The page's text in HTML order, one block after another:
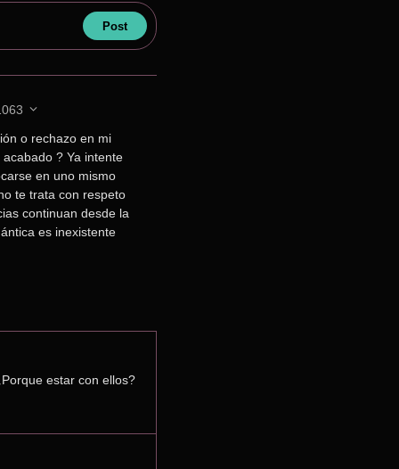
o rechazo en mi
? Ya intente
en uno mismo
te trata con respeto
continuan desde la
es inexistente
estar con ellos?